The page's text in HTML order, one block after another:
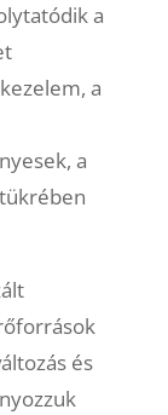
a
a
a
és